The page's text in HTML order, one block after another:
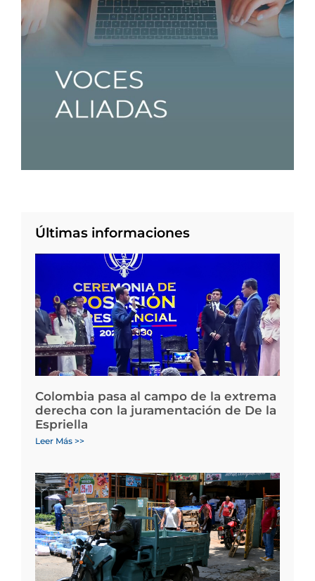
Últimas informaciones
Colombia pasa al campo de la extrema
derecha con la juramentación de De la
Espriella
Leer Más >>